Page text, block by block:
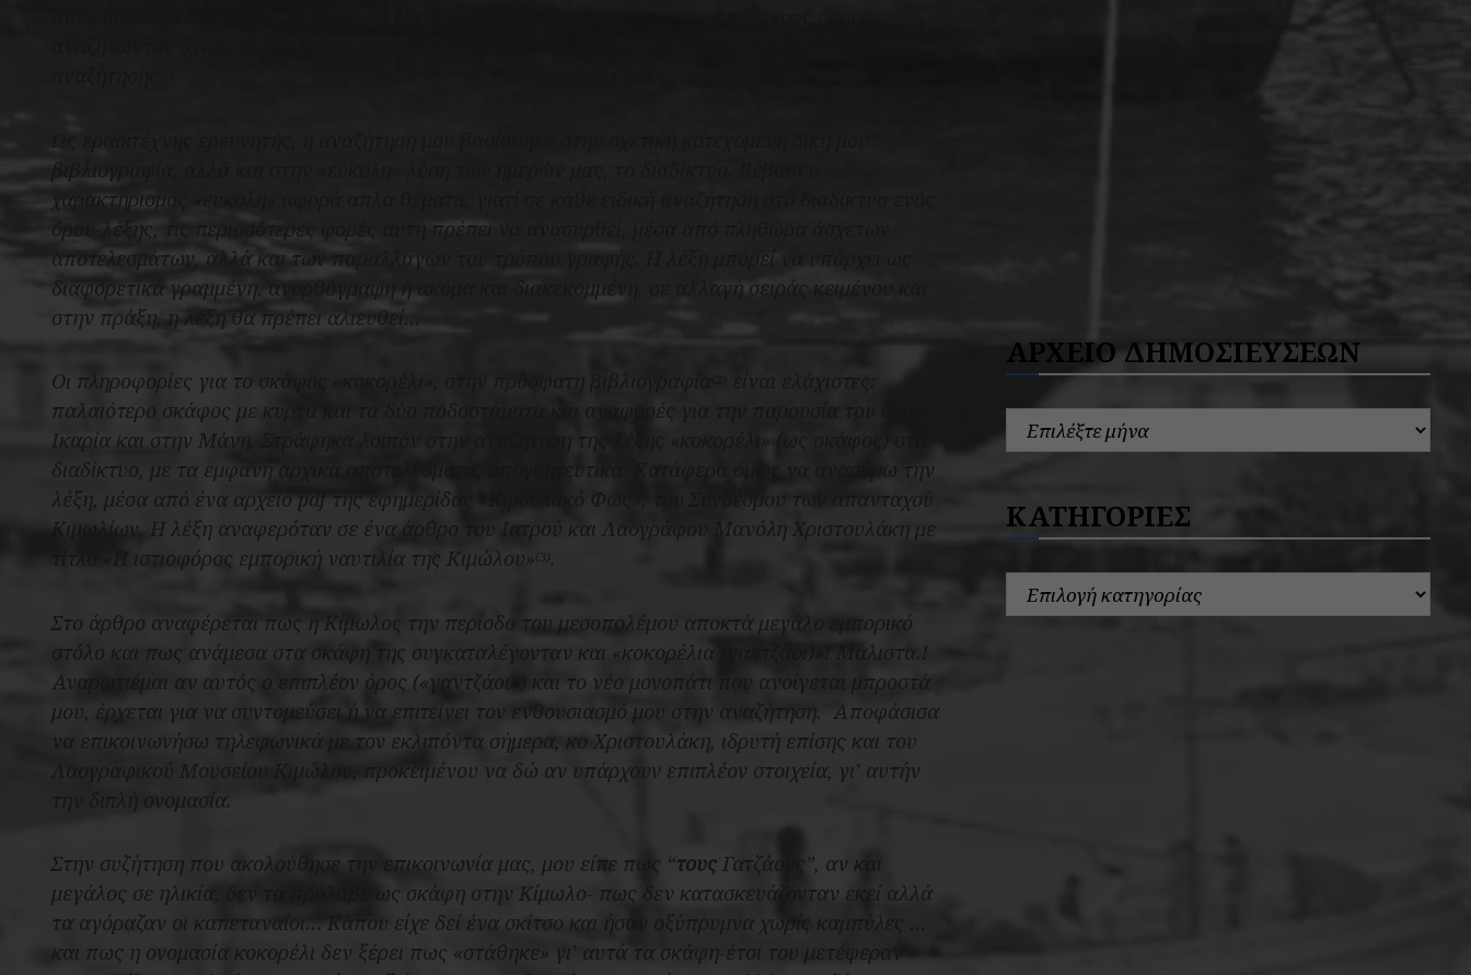
βιβλιογραφία, αλλά και στην «εύκολη» λύση των ημερών μας, το διαδίκτυο. Βέβαια ο
χαρακτηρισμός «εύκολη» αφορά απλά θέματα, γιατί σε κάθε ειδική αναζήτηση στο διαδίκτυο ενός
όρου-λέξης, τις περισσότερες φορές αυτή πρέπει να ανασυρθεί, μέσα από πληθώρα άσχετων
αποτελεσμάτων, αλλά και των παραλλαγών του τρόπου γραφής. Η λέξη μπορεί να υπάρχει ως
διαφορετικά γραμμένη, ανορθόγραφη ή ακόμα και διακεκομμένη, σε αλλαγή σειράς κειμένου και
στην πράξη, η λέξη θα πρέπει αλιευθεί…
Οι πληροφορίες για το σκάφος «κοκορέλι», στην πρόσφατη βιβλιογραφία
παλαιότερο σκάφος με κυρτά και τα δύο ποδοστάματα και αναφορές για την παρουσία του στην
Ικαρία και στην Μάνη. Στράφηκα λοιπόν στην αναζήτηση της λέξης «κοκορέλι» (ως σκάφος) στο
διαδίκτυο, με τα εμφανή αρχικά αποτελέσματα, απογοητευτικά. Κατάφερα όμως να ανασύρω την
λέξη, μέσα από ένα αρχείο pdf της εφημερίδας «Κιμωλιακό Φως», του Συνδέσμου των απανταχού
Κιμωλίων. Η λέξη αναφερόταν σε ένα άρθρο του Ιατρού και Λαογράφου Μανόλη Χριστουλάκη με
τίτλο «Η ιστιοφόρος εμπορική ναυτιλία της Κιμώλου» (3).
Στο άρθρο αναφέρεται πως η Κίμωλος την περίοδο του μεσοπολέμου αποκτά μεγάλο εμπορικό
στόλο και πως ανάμεσα στα σκάφη της συγκαταλέγονταν και «κοκορέλια (γαντζάοι)»! Μάλιστα.!
Αναρωτιέμαι αν αυτός ο επιπλέον όρος («γαντζάοι») και το νέο μονοπάτι που ανοίγεται μπροστά
μου, έρχεται για να συντομεύσει ή να επιτείνει τον ενθουσιασμό μου στην αναζήτηση. Αποφάσισα
να επικοινωνήσω τηλεφωνικά με τον εκλιπόντα σήμερα, κο Χριστουλάκη, ιδρυτή επίσης και του
Λαογραφικού Μουσείου Κιμώλου, προκειμένου να δώ αν υπάρχουν επιπλέον στοιχεία, γι’ αυτήν
την διπλή ονομασία.
Στην συζήτηση που ακολούθησε την επικοινωνία μας, μου είπε πως “τους Γατζάους”, αν και
μεγάλος σε ηλικία, δεν τα πρόλαβε ως σκάφη στην Κίμωλο- πως δεν κατασκευάζονταν εκεί αλλά
τα αγόραζαν οι καπεταναίοι… Κάπου είχε δεί ένα σκίτσο και ήσαν οξύπρυμνα χωρίς καμπύλες …
και πως η ονομασία κοκορέλι δεν ξέρει πως «στάθηκε» γι’ αυτά τα σκάφη-έτσι του μετέφεραν
ΑΡΧΕΙΟ ΔΗΜΟΣΙΕΥΣΕΩΝ
ΚΑΤΗΓΟΡΙΕΣ